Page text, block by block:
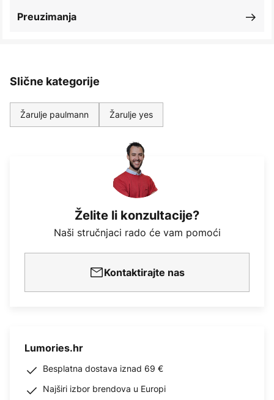
Preuzimanja
Slične kategorije
Žarulje paulmann Žarulje yes
Želite li konzultacije?
Naši stručnjaci rado će vam pomoći
Kontaktirajte nas
Lumories.hr
Besplatna dostava iznad 69 €
Najširi izbor brendova u Europi